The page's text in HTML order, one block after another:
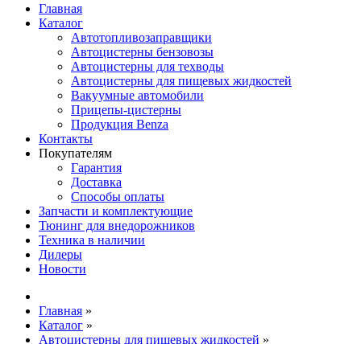
Главная
Каталог
Автотопливозаправщики
Автоцистерны бензовозы
Автоцистерны для техводы
Автоцистерны для пищевых жидкостей
Вакуумные автомобили
Прицепы-цистерны
Продукция Benza
Контакты
Покупателям
Гарантия
Доставка
Способы оплаты
Запчасти и комплектующие
Тюнинг для внедорожников
Техника в наличии
Дилеры
Новости
Главная »
Каталог »
Автоцистерны для пищевых жидкостей »